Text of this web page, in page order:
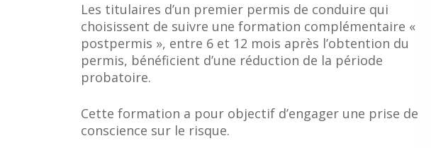
Les titulaires d’un premier permis de conduire qui
choisissent de suivre une formation complémentaire «
postpermis », entre 6 et 12 mois après l’obtention du
permis, bénéficient d’une réduction de la période
probatoire.
Cette formation a pour objectif d’engager une prise de
conscience sur le risque.